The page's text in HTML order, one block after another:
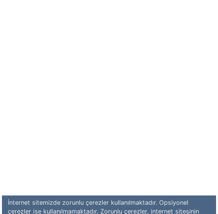
İnternet sitemizde zorunlu çerezler kullanılmaktadır. Opsiyonel
çerezler ise kullanılmamaktadır. Zorunlu çerezler, internet sitesinin